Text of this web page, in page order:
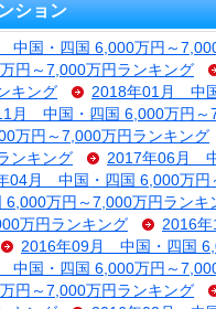
ション
国・四国 6,000万円～
円～7,000万円ランキング
キング
2018年01月 中
月 中国・四国 6,000万円～
万円～7,000万円ランキング
ンキング
2017年06月
04月 中国・四国 6,000万円
万円～7,000万円ランキ
万円ランキング
2016
2016年09月 中国・四国
国・四国 6,000万円～
円～7,000万円ランキング